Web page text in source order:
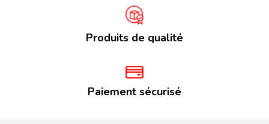
Produits de qualité
Paiement sécurisé